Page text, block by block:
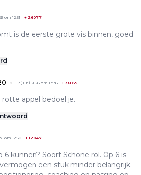
om 12:51 + 26077
is de eerste grote vis binnen, goed
17 juni 2026 om 13:36 + 36059
rotte appel bedoel je.
om 12:50 +12047
6 kunnen? Soort Schone rol. Op 6 is
een stuk minder belangrijk.